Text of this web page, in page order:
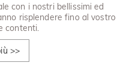
con i nostri bellissimi ed
risplendere fino al vostro
contenti.
>>